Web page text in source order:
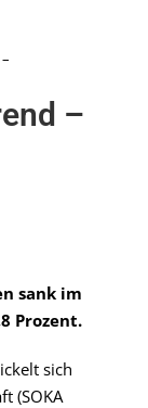
–
sank im
Prozent.
sich
(SOKA